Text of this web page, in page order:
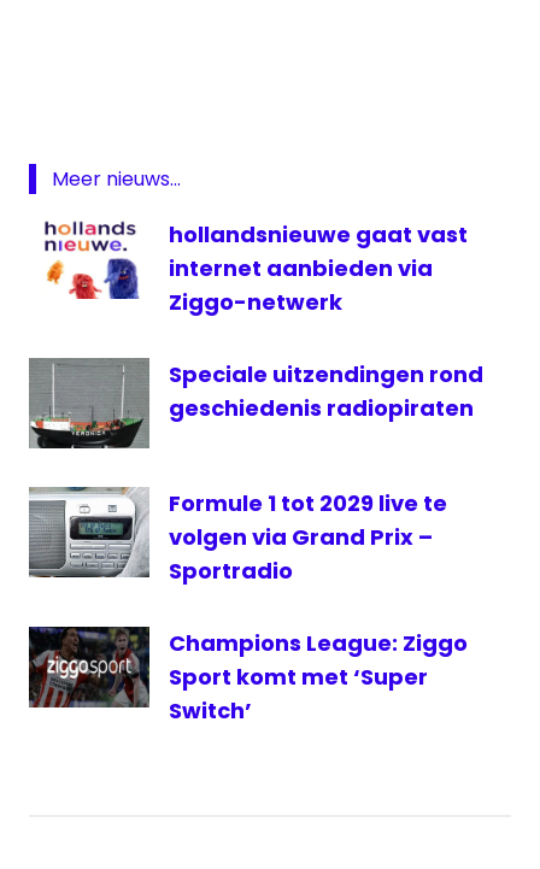
per
view
Sport
Veronica
Meer nieuws...
hollandsnieuwe gaat vast
internet aanbieden via
Ziggo-netwerk
Speciale uitzendingen rond
geschiedenis radiopiraten
Formule 1 tot 2029 live te
volgen via Grand Prix –
Sportradio
Champions League: Ziggo
Sport komt met ‘Super
Switch’